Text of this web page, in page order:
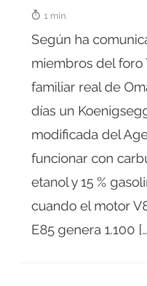
1 min.
Según ha
miembros del foro
familiar real de
días un
modificada del
funcionar con
etanol y 15 %
cuando el motor
E85 genera 1.100